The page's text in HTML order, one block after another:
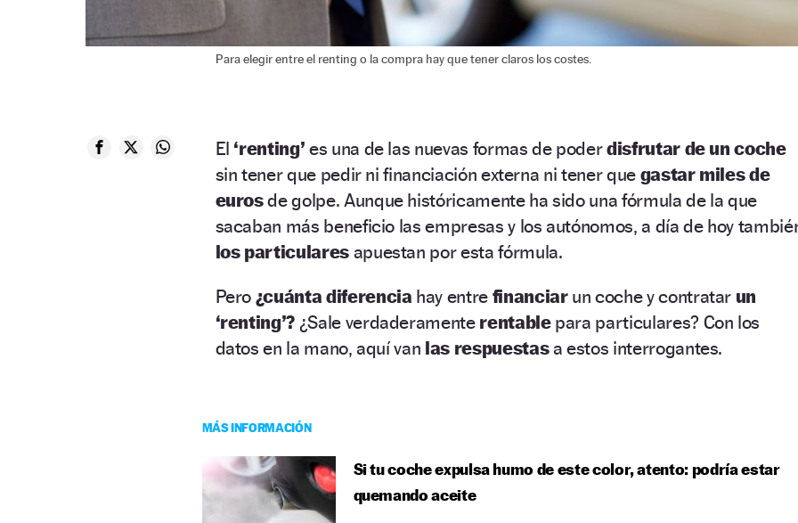
Para elegir entre el renting o la compra hay que tener claros los costes.
El ‘renting’ es una de las nuevas formas de poderdisfrutar de un coche
sin tener que pedir ni financiación externa ni tener que gastar miles de
eurosde golpe. Aunque históricamente ha sido una fórmula de la que
sacaban más beneficio las empresas y los autónomos, a día de hoy
los particularesapuestan por esta fórmula.
Pero ¿cuánta diferencia hay entrefinanciarun coche y contratar un
‘renting’? ¿Sale verdaderamenterentable para particulares? Con los
datos en la mano, aquí van las respuestasa estos interrogantes.
MÁS INFORMACIÓN
Si tu coche expulsa humo de este color, atento: podría estar
quemando aceite